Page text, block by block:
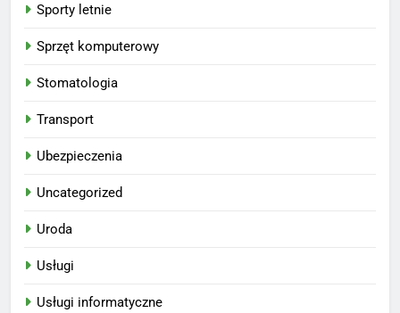
Sporty letnie
Sprzęt komputerowy
Stomatologia
Transport
Ubezpieczenia
Uncategorized
Uroda
Usługi
Usługi informatyczne